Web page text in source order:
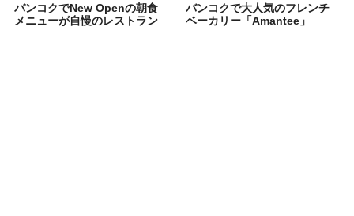
バンコクでNew Openの朝食
メニューが自慢のレストラン
バンコクで大人気のフレンチ
ベーカリー「Amantee」